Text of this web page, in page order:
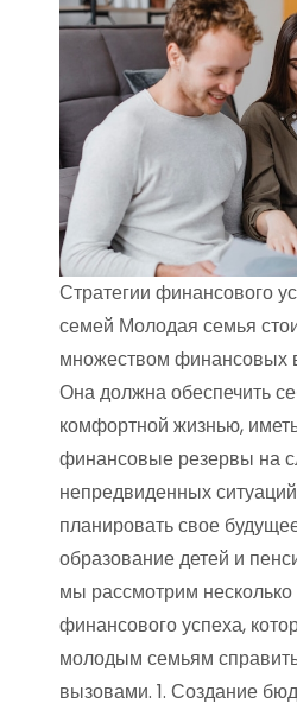
Стратегии финансового
семей Молодая семья
множеством финансовых
Она должна обеспечить
комфортной жизнью,
финансовые резервы на
непредвиденных
планировать свое
образование детей и
мы рассмотрим несколько
финансового успеха,
молодым семьям
вызовами. 1. Создание